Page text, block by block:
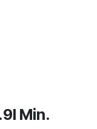
Min.